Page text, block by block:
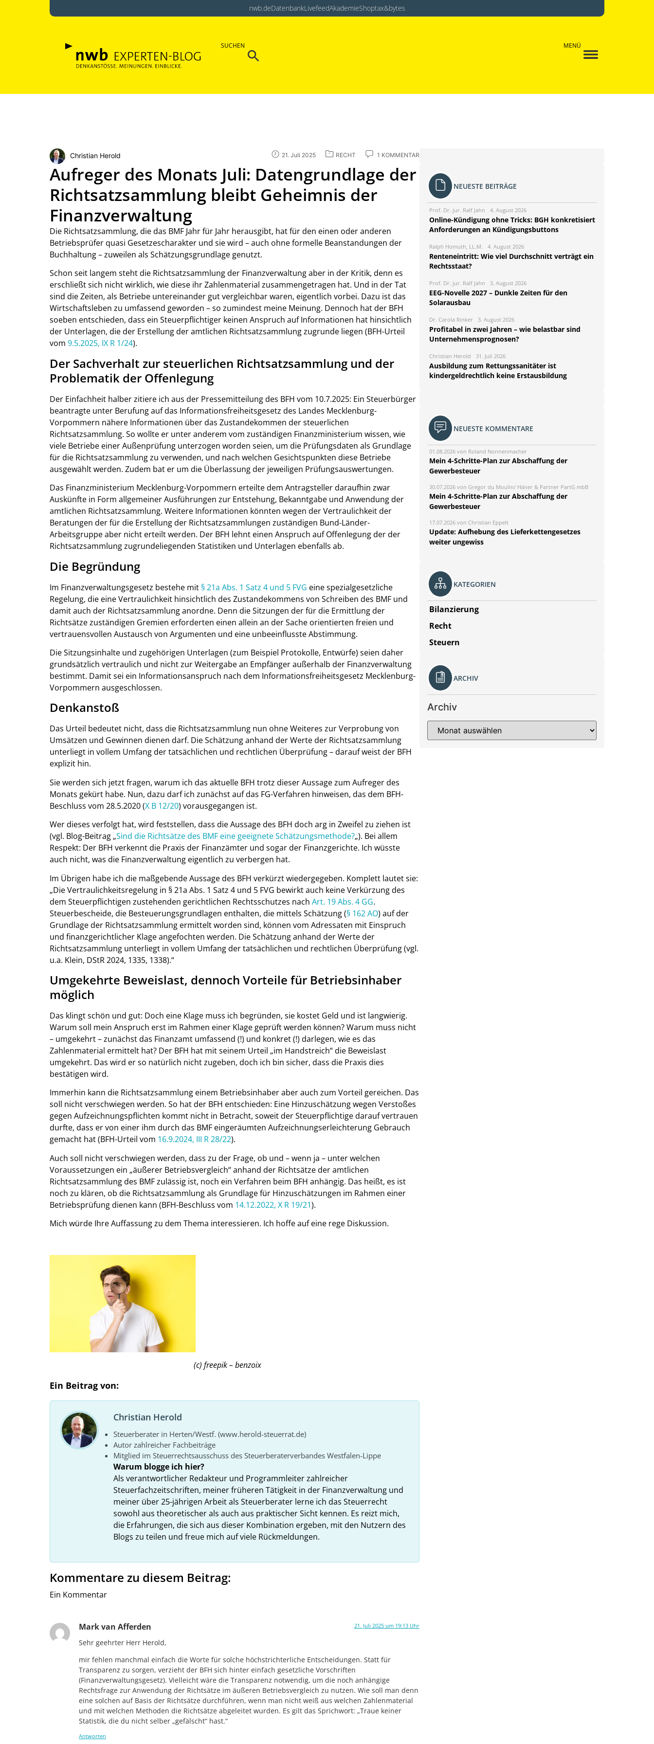
nwb.deDatenbankLivefeedAkademieShoptax&bytes
SUCHEN
Search
MENÜ
Christian Herold 21. Juli 2025 RECHT 1 KOMMENTAR
Aufreger des Monats Juli: Datengrundlage der
Richtsatzsammlung bleibt Geheimnis der
Finanzverwaltung
Die Richtsatzsammlung, die das BMF Jahr für Jahr herausgibt, hat für den einen oder anderen
Betriebsprüfer quasi Gesetzescharakter und sie wird – auch ohne formelle Beanstandungen der
Buchhaltung – zuweilen als Schätzungsgrundlage genutzt.
Schon seit langem steht die Richtsatzsammlung der Finanzverwaltung aber in der Kritik, denn es
erschließt sich nicht wirklich, wie diese ihr Zahlenmaterial zusammengetragen hat. Und in der Tat
sind die Zeiten, als Betriebe untereinander gut vergleichbar waren, eigentlich vorbei. Dazu ist das
Wirtschaftsleben zu umfassend geworden – so zumindest meine Meinung. Dennoch hat der BFH
soeben entschieden, dass ein Steuerpflichtiger keinen Anspruch auf Informationen hat hinsichtlich
der Unterlagen, die der Erstellung der amtlichen Richtsatzsammlung zugrunde liegen (BFH-Urteil
vom 9.5.2025, IX R 1/24).
Der Sachverhalt zur steuerlichen Richtsatzsammlung und der
Problematik der Offenlegung
Der Einfachheit halber zitiere ich aus der Pressemitteilung des BFH vom 10.7.2025: Ein Steuerbürger
beantragte unter Berufung auf das Informationsfreiheitsgesetz des Landes Mecklenburg-
Vorpommern nähere Informationen über das Zustandekommen der steuerlichen
Richtsatzsammlung. So wollte er unter anderem vom zuständigen Finanzministerium wissen, wie
viele Betriebe einer Außenprüfung unterzogen worden seien, um die Prüfungsdaten als Grundlage
für die Richtsatzsammlung zu verwenden, und nach welchen Gesichtspunkten diese Betriebe
ausgewählt werden. Zudem bat er um die Überlassung der jeweiligen Prüfungsauswertungen.
Das Finanzministerium Mecklenburg-Vorpommern erteilte dem Antragsteller daraufhin zwar
Auskünfte in Form allgemeiner Ausführungen zur Entstehung, Bekanntgabe und Anwendung der
amtlichen Richtsatzsammlung. Weitere Informationen könnten wegen der Vertraulichkeit der
Beratungen der für die Erstellung der Richtsatzsammlungen zuständigen Bund-Länder-
Arbeitsgruppe aber nicht erteilt werden. Der BFH lehnt einen Anspruch auf Offenlegung der der
Richtsatzsammlung zugrundeliegenden Statistiken und Unterlagen ebenfalls ab.
Die Begründung
Im Finanzverwaltungsgesetz bestehe mit § 21a Abs. 1 Satz 4 und 5 FVG eine spezialgesetzliche
Regelung, die eine Vertraulichkeit hinsichtlich des Zustandekommens von Schreiben des BMF und
damit auch der Richtsatzsammlung anordne. Denn die Sitzungen der für die Ermittlung der
Richtsätze zuständigen Gremien erforderten einen allein an der Sache orientierten freien und
vertrauensvollen Austausch von Argumenten und eine unbeeinflusste Abstimmung.
Die Sitzungsinhalte und zugehörigen Unterlagen (zum Beispiel Protokolle, Entwürfe) seien daher
grundsätzlich vertraulich und nicht zur Weitergabe an Empfänger außerhalb der Finanzverwaltung
bestimmt. Damit sei ein Informationsanspruch nach dem Informationsfreiheitsgesetz Mecklenburg-
Vorpommern ausgeschlossen.
Denkanstoß
Das Urteil bedeutet nicht, dass die Richtsatzsammlung nun ohne Weiteres zur Verprobung von
Umsätzen und Gewinnen dienen darf. Die Schätzung anhand der Werte der Richtsatzsammlung
unterliegt in vollem Umfang der tatsächlichen und rechtlichen Überprüfung – darauf weist der BFH
explizit hin.
Sie werden sich jetzt fragen, warum ich das aktuelle BFH trotz dieser Aussage zum Aufreger des
Monats gekürt habe. Nun, dazu darf ich zunächst auf das FG-Verfahren hinweisen, das dem BFH-
Beschluss vom 28.5.2020 (X B 12/20) vorausgegangen ist.
Wer dieses verfolgt hat, wird feststellen, dass die Aussage des BFH doch arg in Zweifel zu ziehen ist
(vgl. Blog-Beitrag „Sind die Richtsätze des BMF eine geeignete Schätzungsmethode?„). Bei allem
Respekt: Der BFH verkennt die Praxis der Finanzämter und sogar der Finanzgerichte. Ich wüsste
auch nicht, was die Finanzverwaltung eigentlich zu verbergen hat.
Im Übrigen habe ich die maßgebende Aussage des BFH verkürzt wiedergegeben. Komplett lautet sie:
„Die Vertraulichkeitsregelung in § 21a Abs. 1 Satz 4 und 5 FVG bewirkt auch keine Verkürzung des
dem Steuerpflichtigen zustehenden gerichtlichen Rechtsschutzes nach Art. 19 Abs. 4 GG.
Steuerbescheide, die Besteuerungsgrundlagen enthalten, die mittels Schätzung (§ 162 AO) auf der
Grundlage der Richtsatzsammlung ermittelt worden sind, können vom Adressaten mit Einspruch
und finanzgerichtlicher Klage angefochten werden. Die Schätzung anhand der Werte der
Richtsatzsammlung unterliegt in vollem Umfang der tatsächlichen und rechtlichen Überprüfung (vgl.
u.a. Klein, DStR 2024, 1335, 1338).“
Umgekehrte Beweislast, dennoch Vorteile für Betriebsinhaber
möglich
Das klingt schön und gut: Doch eine Klage muss ich begründen, sie kostet Geld und ist langwierig.
Warum soll mein Anspruch erst im Rahmen einer Klage geprüft werden können? Warum muss nicht
– umgekehrt – zunächst das Finanzamt umfassend (!) und konkret (!) darlegen, wie es das
Zahlenmaterial ermittelt hat? Der BFH hat mit seinem Urteil „im Handstreich“ die Beweislast
umgekehrt. Das wird er so natürlich nicht zugeben, doch ich bin sicher, dass die Praxis dies
bestätigen wird.
Immerhin kann die Richtsatzsammlung einem Betriebsinhaber aber auch zum Vorteil gereichen. Das
soll nicht verschwiegen werden. So hat der BFH entschieden: Eine Hinzuschätzung wegen Verstoßes
gegen Aufzeichnungspflichten kommt nicht in Betracht, soweit der Steuerpflichtige darauf vertrauen
durfte, dass er von einer ihm durch das BMF eingeräumten Aufzeichnungserleichterung Gebrauch
gemacht hat (BFH-Urteil vom 16.9.2024, III R 28/22).
Auch soll nicht verschwiegen werden, dass zu der Frage, ob und – wenn ja – unter welchen
Voraussetzungen ein „äußerer Betriebsvergleich“ anhand der Richtsätze der amtlichen
Richtsatzsammlung des BMF zulässig ist, noch ein Verfahren beim BFH anhängig. Das heißt, es ist
noch zu klären, ob die Richtsatzsammlung als Grundlage für Hinzuschätzungen im Rahmen einer
Betriebsprüfung dienen kann (BFH-Beschluss vom 14.12.2022, X R 19/21).
Mich würde Ihre Auffassung zu dem Thema interessieren. Ich hoffe auf eine rege Diskussion.
(c) freepik – benzoix
Ein Beitrag von:
Christian Herold
Steuerberater in Herten/Westf. (www.herold-steuerrat.de)
Autor zahlreicher Fachbeiträge
Mitglied im Steuerrechtsausschuss des Steuerberaterverbandes Westfalen-Lippe
Warum blogge ich hier?
Als verantwortlicher Redakteur und Programmleiter zahlreicher
Steuerfachzeitschriften, meiner früheren Tätigkeit in der Finanzverwaltung und
meiner über 25-jährigen Arbeit als Steuerberater lerne ich das Steuerrecht
sowohl aus theoretischer als auch aus praktischer Sicht kennen. Es reizt mich,
die Erfahrungen, die sich aus dieser Kombination ergeben, mit den Nutzern des
Blogs zu teilen und freue mich auf viele Rückmeldungen.
Kommentare zu diesem Beitrag:
Ein Kommentar
Mark van Afferden 21. Juli 2025 um 19:13 Uhr
Sehr geehrter Herr Herold,
mir fehlen manchmal einfach die Worte für solche höchstrichterliche Entscheidungen. Statt für
Transparenz zu sorgen, verzieht der BFH sich hinter einfach gesetzliche Vorschriften
(Finanzverwaltungsgesetz). Vielleicht wäre die Transparenz notwendig, um die noch anhängige
Rechtsfrage zur Anwendung der Richtsätze im äußeren Betriebsvergleich zu nutzen. Wie soll man denn
eine solchen auf Basis der Richtsätze durchführen, wenn man nicht weiß aus welchen Zahlenmaterial
und mit welchen Methoden die Richtsätze abgeleitet wurden. Es gilt das Sprichwort: „Traue keiner
Statistik, die du nicht selber „gefälscht“ hast.“
Antworten
NEUESTE BEITRÄGE
Prof. Dr. jur. Ralf Jahn 4. August 2026
Online-Kündigung ohne Tricks: BGH konkretisiert
Anforderungen an Kündigungsbuttons
Ralph Homuth, LL.M. 4. August 2026
Renteneintritt: Wie viel Durchschnitt verträgt ein
Rechtsstaat?
Prof. Dr. jur. Ralf Jahn 3. August 2026
EEG-Novelle 2027 – Dunkle Zeiten für den
Solarausbau
Dr. Carola Rinker 3. August 2026
Profitabel in zwei Jahren – wie belastbar sind
Unternehmensprognosen?
Christian Herold 31. Juli 2026
Ausbildung zum Rettungssanitäter ist
kindergeldrechtlich keine Erstausbildung
NEUESTE KOMMENTARE
01.08.2026 von Roland Nonnenmacher
Mein 4-Schritte-Plan zur Abschaffung der
Gewerbesteuer
30.07.2026 von Gregor du Moulin/ Häner & Partner PartG mbB
Mein 4-Schritte-Plan zur Abschaffung der
Gewerbesteuer
17.07.2026 von Christian Eppelt
Update: Aufhebung des Lieferkettengesetzes
weiter ungewiss
KATEGORIEN
Bilanzierung
Recht
Steuern
ARCHIV
Archiv